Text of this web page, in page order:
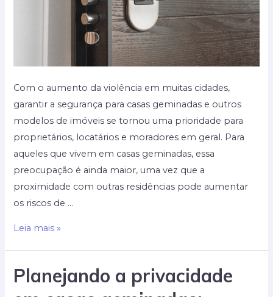
Com o aumento da violência em muitas cidades,
garantir a segurança para casas geminadas e outros
modelos de imóveis se tornou uma prioridade para
proprietários, locatários e moradores em geral. Para
aqueles que vivem em casas geminadas, essa
preocupação é ainda maior, uma vez que a
proximidade com outras residências pode aumentar
os riscos de …
Estratégias
para
Leia mais »
Planejando a privacidade